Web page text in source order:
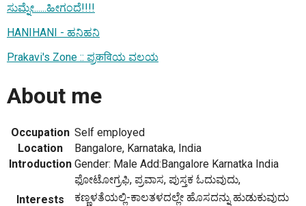
ಸುಮ್ನೇ......ಹೀಗಂದೆ!!!!
HANIHANI - ಹನಿಹನಿ
Prakavi's Zone :: ಪ್ರकविಯ ವಲಯ
About me
Occupation Self employed
Location
Bangalore, Karnataka, India
Introduction Gender: Male Add:Bangalore Karnatka India
Interests
ಫೋಟೋಗ್ರಫಿ, ಪ್ರವಾಸ, ಪುಸ್ತಕ ಓದುವುದು,
ಕಣ್ಣಳತೆಯಲ್ಲಿ-ಕಾಲತಳದಲ್ಲೇ ಹೊಸದನ್ನು ಹುಡುಕುವುದು